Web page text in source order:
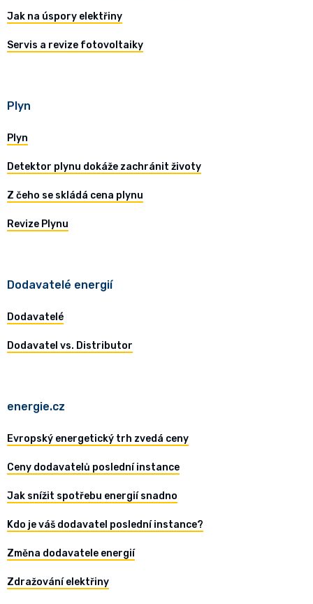
Jak na úspory elektřiny
Servis a revize fotovoltaiky
Plyn
Plyn
Detektor plynu dokáže zachránit životy
Z čeho se skládá cena plynu
Revize Plynu
Dodavatelé energií
Dodavatelé
Dodavatel vs. Distributor
energie.cz
Evropský energetický trh zvedá ceny
Ceny dodavatelů poslední instance
Jak snížit spotřebu energií snadno
Kdo je váš dodavatel poslední instance?
Změna dodavatele energií
Zdražování elektřiny